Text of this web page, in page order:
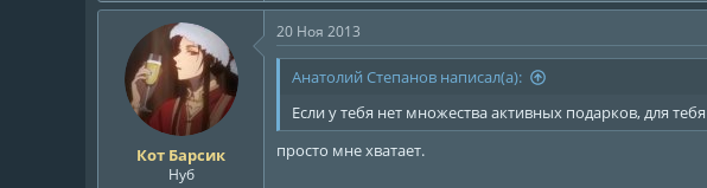
Кот Барсик
Нуб
20 Ноя 2013
Анатолий Степанов написал(а):
Если у тебя нет множества активных подарков, для
просто мне хватает.